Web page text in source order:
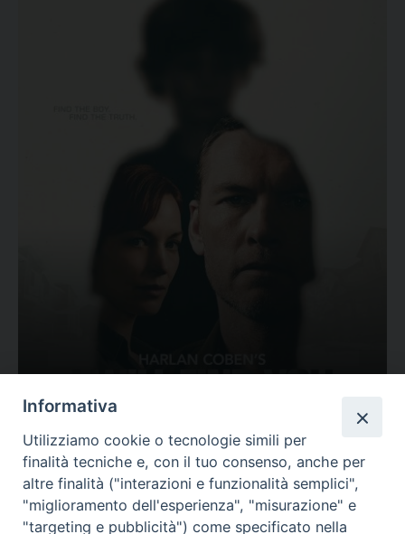
Valutazione
Complesso, Problematico
Tematica: Amore-Sentimenti, Carcere...
Informativa
Utilizziamo cookie o tecnologie simili per
finalità tecniche e, con il tuo consenso, anche per
altre finalità ("interazioni e funzionalità semplici",
"miglioramento dell'esperienza", "misurazione" e
"targeting e pubblicità") come specificato nella